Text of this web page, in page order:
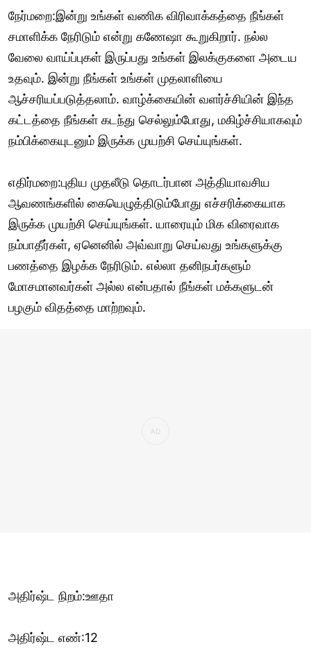
நேர்மறை:இன்று உங்கள் வணிக விரிவாக்கத்தை நீங்கள்
சமாளிக்க நேரிடும் என்று கணேஷா கூறுகிறார். நல்ல
வேலை வாய்ப்புகள் இருப்பது உங்கள் இலக்குகளை அடைய
உதவும். இன்று நீங்கள் உங்கள் முதலாளியை
ஆச்சரியப்படுத்தலாம். வாழ்க்கையின் வளர்ச்சியின் இந்த
கட்டத்தை நீங்கள் கடந்து செல்லும்போது, மகிழ்ச்சியாகவும்
நம்பிக்கையுடனும் இருக்க முயற்சி செய்யுங்கள்.
எதிர்மறை:புதிய முதலீடு தொடர்பான அத்தியாவசிய
ஆவணங்களில் கையெழுத்திடும்போது எச்சரிக்கையாக
இருக்க முயற்சி செய்யுங்கள். யாரையும் மிக விரைவாக
நம்பாதீர்கள், ஏனெனில் அவ்வாறு செய்வது உங்களுக்கு
பணத்தை இழக்க நேரிடும். எல்லா தனிநபர்களும்
மோசமானவர்கள் அல்ல என்பதால் நீங்கள் மக்களுடன்
பழகும் விதத்தை மாற்றவும்.
அதிர்ஷ்ட நிறம்:ஊதா
அதிர்ஷ்ட எண்:12